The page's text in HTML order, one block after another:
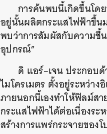
การค้นพบนี้เกิดขึ้นโด
อยู่นั้นผลิตกระแสไฟฟ้าขึ้น
พบว่าการสัมผัสกับความชื้
อุปกรณ์”
ดิ แอร์–เจนประกอบ
ไมโครเมตร ตั้งอยู่ระหว่าง
ภายนอกนี้เองทำให้ฟิลม์ส
กระแสไฟฟ้าได้ต่อเนื่องระ
สร้างการแพร่กระจายของ